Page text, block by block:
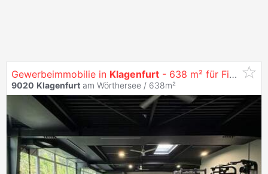
Gewerbeimmobilie in Klagenfurt - 638 m² für Fitness, Praxis, Schulung, Showroom und mehr
9020 Klagenfurt am Wörthersee / 638m²